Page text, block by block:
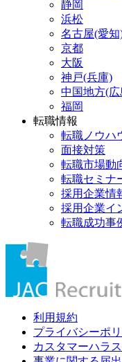
静岡
浜松
名古屋(愛知
京都
大阪
神戸(兵庫)
中国地方(
福岡
転職情報
転職ノウハ
面接対策
転職市場動
転職セミナ
採用企業情
採用企業イ
転職成功事
利用規約
プライバシーポ
カスタマーハラ